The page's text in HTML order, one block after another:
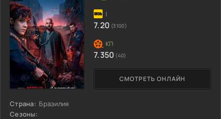
Страна: Бразилия
Сезоны:
СМОТРЕТЬ ОНЛАЙН
7.20 (3100)
7.350 (40)